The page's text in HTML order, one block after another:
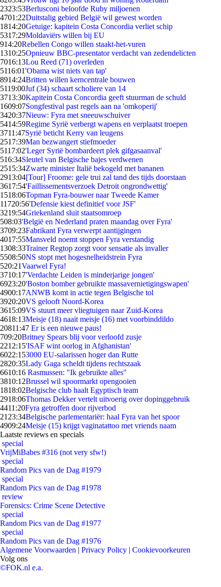
2323:53Berlusconi beloofde Ruby miljoenen
4701:22Duitstalig gebied België wil gewest worden
1814:20Getuige: kapitein Costa Concordia verliet schip
5317:29Moldaviërs willen bij EU
914:20Rebellen Congo willen staakt-het-vuren
1310:25Opnieuw BBC-presentator verdacht van zedendelicten
7016:13Lou Reed (71) overleden
5116:01'Obama wist niets van tap'
8914:24Britten willen kerncentrale bouwen
5119:00Juf (34) schaart scholiere van 14
3713:30Kapitein Costa Concordia geeft stuurman de schuld
1609:07Songfestival past regels aan na 'omkoperij'
3420:37Nieuw: Fyra met sneeuwschuiver
5414:59Regime Syrië verbergt wapens en verplaatst troepen
3711:47Syrië beticht Kerry van leugens
2517:39Man bezwangert stiefmoeder
5117:02'Leger Syrië bombardeert plek gifgasaanval'
516:34Sleutel van Belgische bajes verdwenen
2515:34Zwarte minister Italië bekogeld met bananen
2913:04[Tour] Froome: gele trui zal tand des tijds doorstaan
3617:54'Faillissementsverzoek Detroit ongrondwettig'
1518:06Topman Fyra-bouwer naar Tweede Kamer
11720:56'Defensie kiest definitief voor JSF'
3219:54Griekenland sluit staatsomroep
508:03'België en Nederland praten maandag over Fyra'
3709:23Fabrikant Fyra verwerpt aantijgingen
4017:55Mansveld noemt stoppen Fyra verstandig
1308:33Trainer Regtop zorgt voor sensatie als invaller
5508:50NS stopt met hogesnelheidstrein Fyra
520:21Vaarwel Fyra!
3710:17'Verdachte Leiden is minderjarige jongen'
6923:20'Boston bomber gebruikte massavernietigingswapen'
4900:17ANWB komt in actie tegen Belgische tol
3920:20VS gelooft Noord-Korea
3615:09VS stuurt meer vliegtuigen naar Zuid-Korea
4618:13Meisje (18) naait meisje (16) met voorbinddildo
20811:47 Er is een nieuwe paus!
709:20Britney Spears blij voor verloofd zusje
2212:15'ISAF wint oorlog in Afghanistan'
6022:153000 EU-salarissen hoger dan Rutte
2820:35Lady Gaga scheldt tijdens rechtszaak
6610:16 Rasmussen: "Ik gebruikte alles"
3810:12Brussel wil spoormarkt opengooien
1818:02Belgische club haalt Egyptisch team
2918:06Thomas Dekker vertelt uitvoerig over dopinggebruik
4411:20Fyra getroffen door rijverbod
21 23:34Belgische parlementariër: haal Fyra van het spoor
4909:24Meisje (15) krijgt vaginatattoo met vriends naam
Laatste reviews en specials
special
VrijMiBabes #316 (not very sfw!)
special
Random Pics van de Dag #1979
special
Random Pics van de Dag #1978
review
Forensics: Crime Scene Detective
special
Random Pics van de Dag #1977
special
Random Pics van de Dag #1976
Algemene Voorwaarden | Privacy Policy | Cookievoorkeuren
Volg ons
©FOK.nl e.a.